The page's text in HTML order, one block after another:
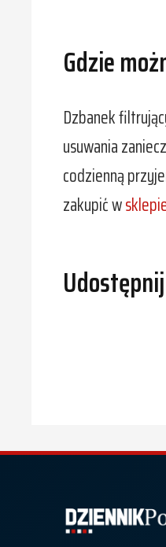
Gdzie
Dzbanek
usuwania
codzienną
zakupić w